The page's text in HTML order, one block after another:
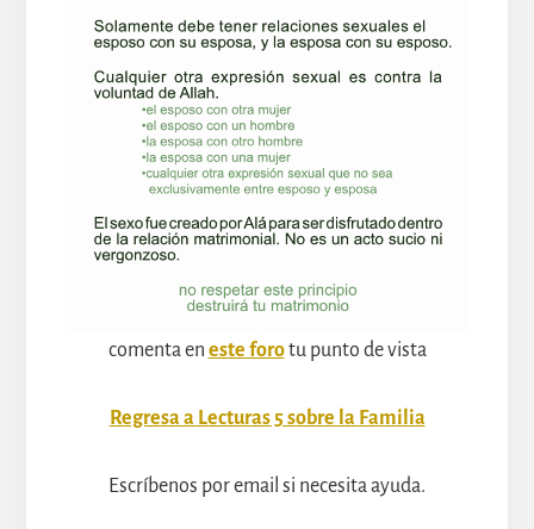
comenta en este forotu punto de vista
Regresa a Lecturas 5 sobre la Familia
Escríbenos por email si necesita ayuda.